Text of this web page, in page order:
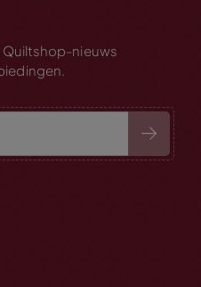
Quiltshop-nieuws